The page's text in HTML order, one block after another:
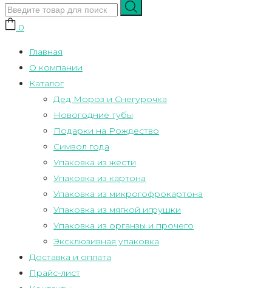
0
Главная
О компании
Каталог
Дед Мороз и Снегурочка
Новогодние тубы
Подарки на Рождество
Символ года
Упаковка из жести
Упаковка из картона
Упаковка из микрогофрокартона
Упаковка из мягкой игрушки
Упаковка из органзы и прочего
Эксклюзивная упаковка
Доставка и оплата
Прайс-лист